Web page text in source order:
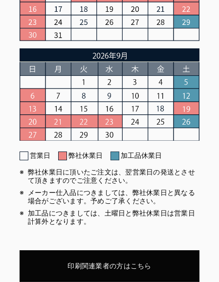
営業日 弊社休業日
加工品休業日
弊社休業日に頂いたご注文は、翌営業日の発送とさせ
て頂きますのでご注意ください。
メーカー仕入品につきましては、弊社休業日と異なる
場合がございます。予めご了承ください。
加工品につきましては、土曜日と弊社休業日は営業日
計算外となります。
印刷関連業者の方はこちら